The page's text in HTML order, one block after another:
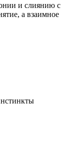
и слиянию с
а взаимное